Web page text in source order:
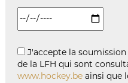
J'accepte la
de la LFH qui sont
www.hockey.beainsi que